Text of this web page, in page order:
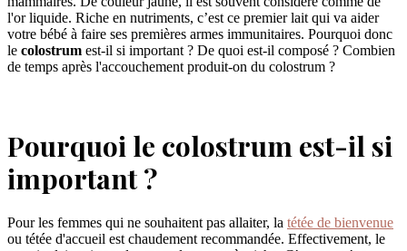
l'or liquide. Riche en nutriments, c’est ce premier lait qui va aider
votre bébé à faire ses premières armes immunitaires. Pourquoi donc
le colostrum est-il si important ? De quoi est-il composé ? Combien
de temps après l'accouchement produit-on du colostrum ?
Pourquoi le colostrum est-il si
important ?
Pour les femmes qui ne souhaitent pas allaiter, la tétée de bienvenue
ou tétée d'accueil est chaudement recommandée. Effectivement, le